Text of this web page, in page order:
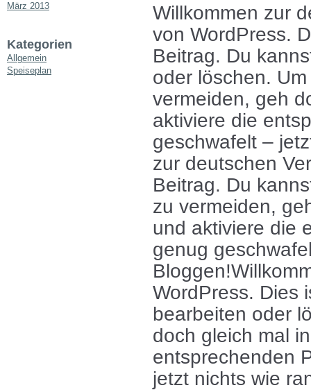
März 2013
Kategorien
Allgemein
Speiseplan
Willkommen zur
von WordPress.
Beitrag. Du
oder löschen.
vermeiden, geh
aktiviere die
geschwafelt –
zur deutschen
Beitrag. Du
zu vermeiden,
und aktiviere die
genug
WordPress. Dies
bearbeiten oder
doch gleich mal
entsprechenden
jetzt nichts wie